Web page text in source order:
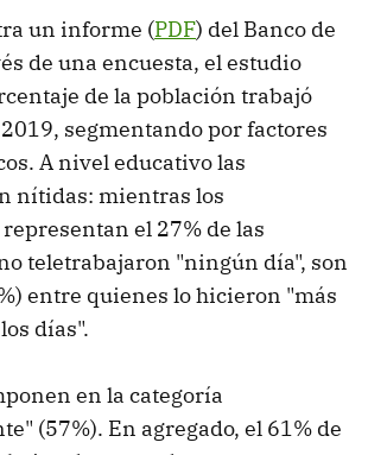
un informe (PDF) del Banco de
de una encuesta, el estudio
de la población trabajó
segmentando por factores
A nivel educativo las
nítidas: mientras los
el 27% de las
teletrabajaron "ningún día", son
entre quienes lo hicieron "más
días".
en la categoría
(57%). En agregado, el 61% de